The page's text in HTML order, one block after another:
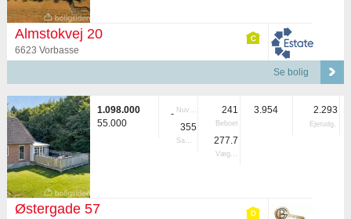
Almstokvej 20
6623 Vorbasse
Se bolig
1.098.000
55.000
- Nuvær.
355
Samlet
241
Beboet
277.7
Vægtet
3.954 2.293
Ejerudg.
Østergade 57